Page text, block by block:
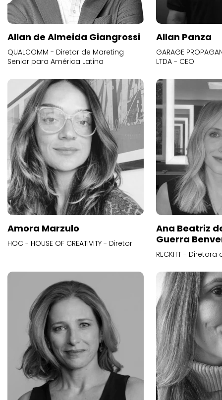
Allan de Almeida Giangrossi
QUALCOMM - Diretor de Mareting
Senior para América Latina
Allan Panza
GARAGE
LTDA - CEO
Amora Marzulo
HOC - HOUSE OF CREATIVITY - Diretor
Ana Beatriz
Guerra
RECKITT -